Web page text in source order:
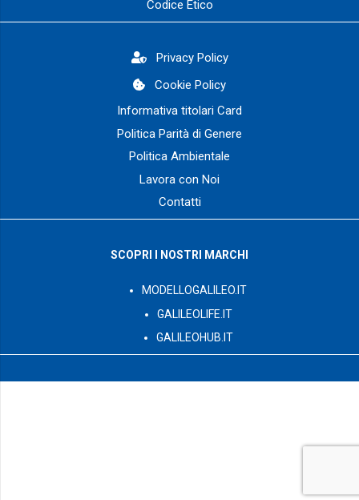
Codice Etico
Privacy Policy
Cookie Policy
Informativa titolari Card
Politica Parità di Genere
Politica Ambientale
Lavora con Noi
Contatti
SCOPRI I NOSTRI MARCHI
MODELLOGALILEO.IT
GALILEOLIFE.IT
GALILEOHUB.IT